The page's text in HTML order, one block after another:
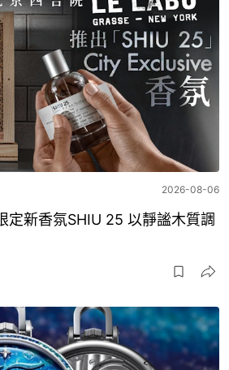
2026-08-06
定新香氛SHIU 25 以靜謐木質調